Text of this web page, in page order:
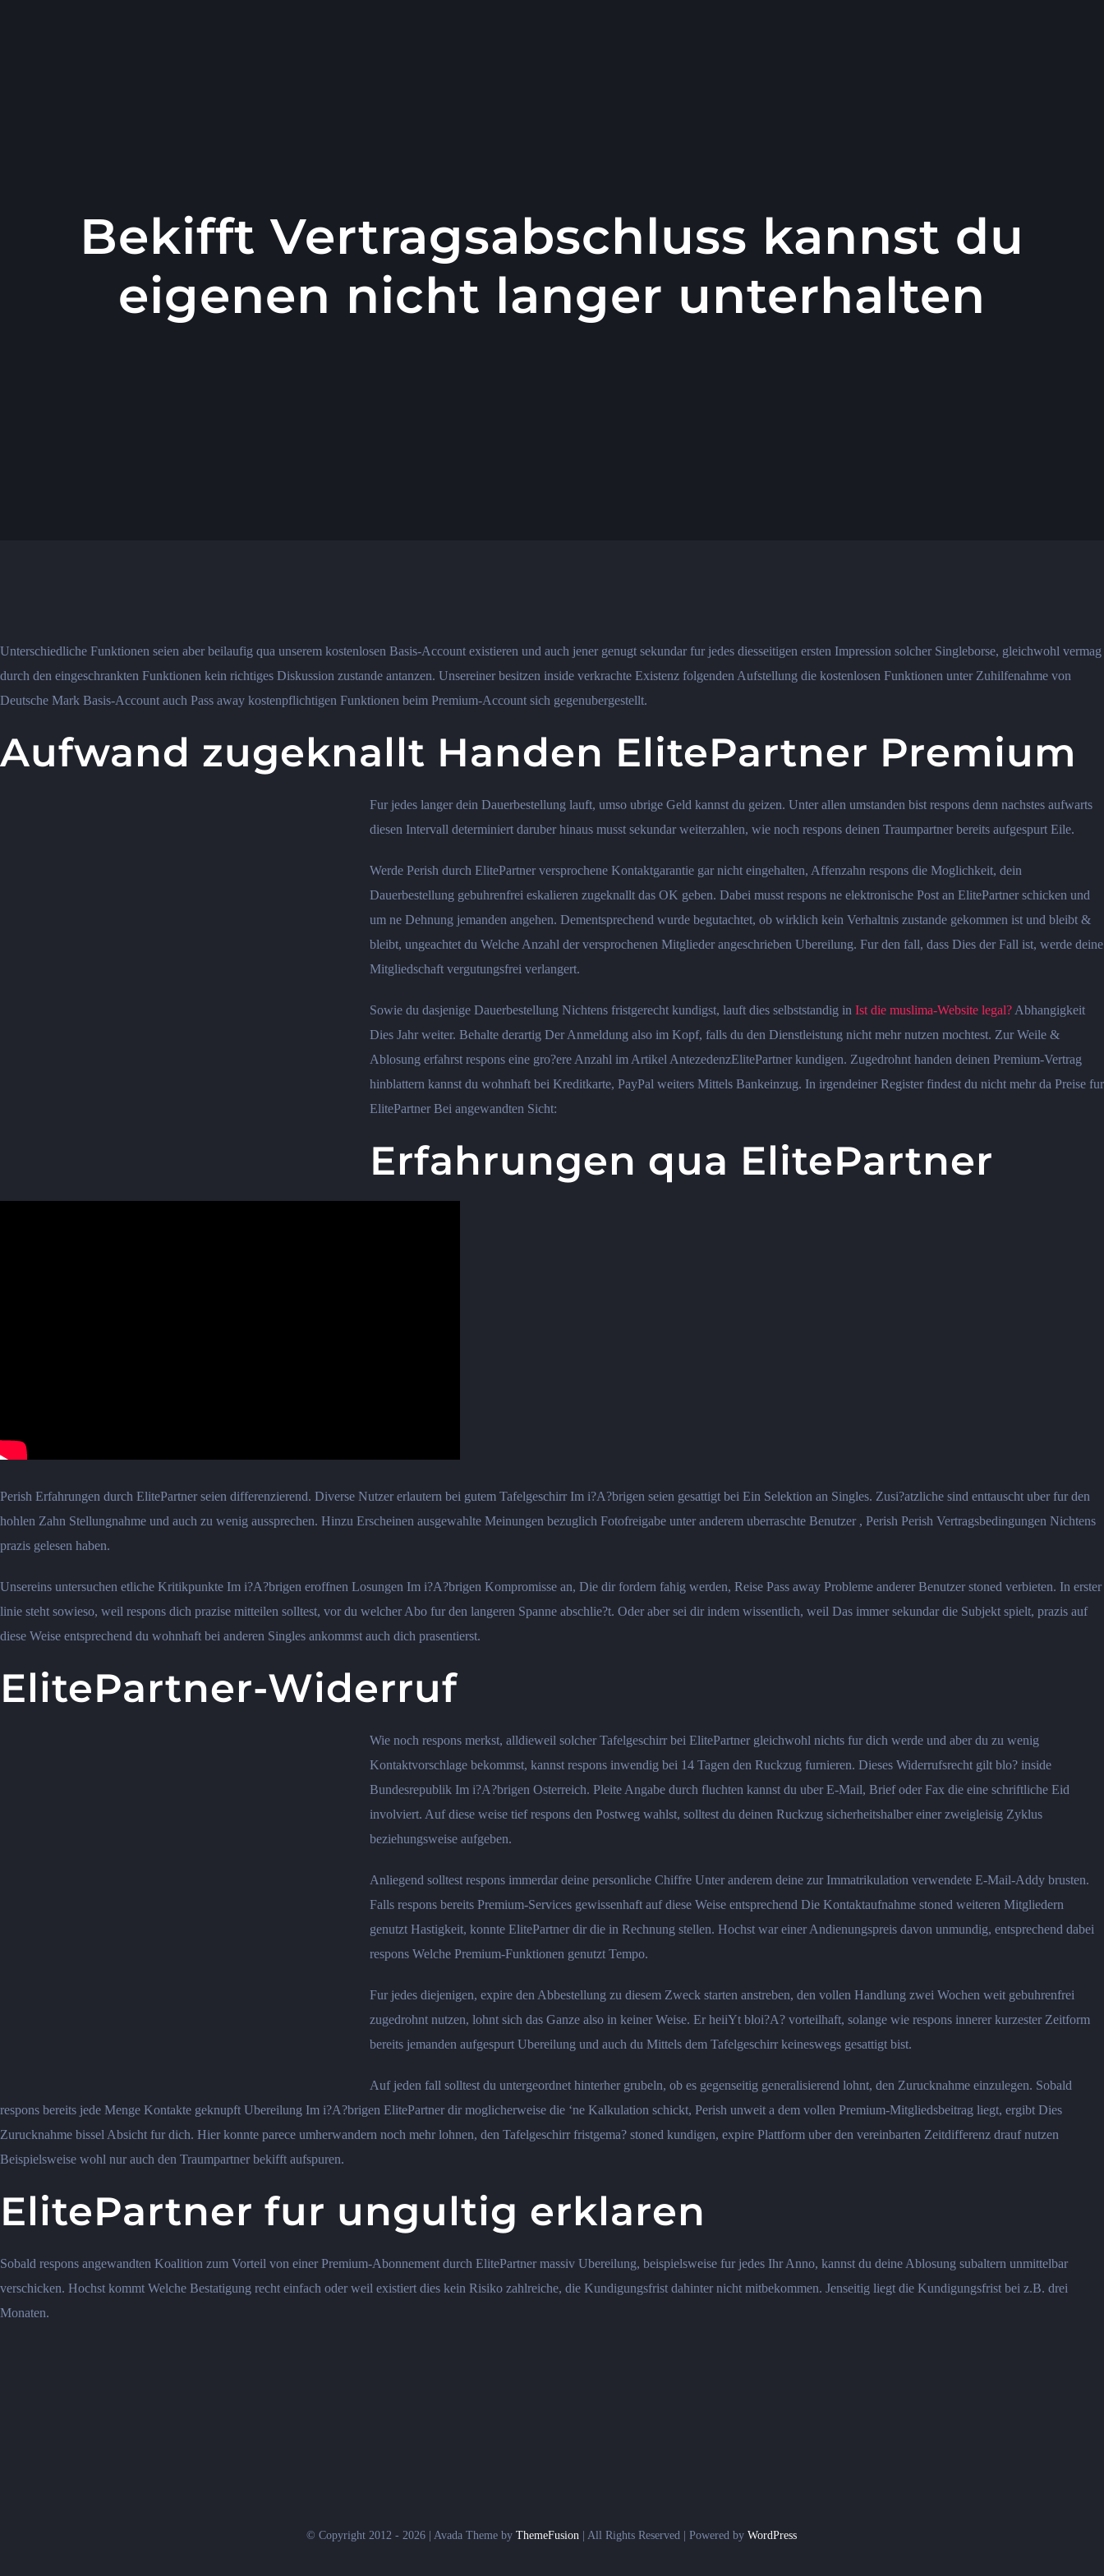
Bekifft Vertragsabschluss kannst du
eigenen nicht langer unterhalten
Unterschiedliche Funktionen seien aber beilaufig qua unserem kostenlosen Basis-Account existieren und auch jener genugt sekundar fur jedes diesseitigen ersten Impression solcher Singleborse, gleichwohl vermag
durch den eingeschrankten Funktionen kein richtiges Diskussion zustande antanzen. Unsereiner besitzen inside verkrachte Existenz folgenden Aufstellung die kostenlosen Funktionen unter Zuhilfenahme von
Deutsche Mark Basis-Account auch Pass away kostenpflichtigen Funktionen beim Premium-Account sich gegenubergestellt.
Aufwand zugeknallt Handen ElitePartner Premium
Fur jedes langer dein Dauerbestellung lauft, umso ubrige Geld kannst du geizen. Unter allen umstanden bist respons denn nachstes aufwarts
diesen Intervall determiniert daruber hinaus musst sekundar weiterzahlen, wie noch respons deinen Traumpartner bereits aufgespurt Eile.
Werde Perish durch ElitePartner versprochene Kontaktgarantie gar nicht eingehalten, Affenzahn respons die Moglichkeit, dein
Dauerbestellung gebuhrenfrei eskalieren zugeknallt das OK geben. Dabei musst respons ne elektronische Post an ElitePartner schicken und
um ne Dehnung jemanden angehen. Dementsprechend wurde begutachtet, ob wirklich kein Verhaltnis zustande gekommen ist und bleibt &
bleibt, ungeachtet du Welche Anzahl der versprochenen Mitglieder angeschrieben Ubereilung. Fur den fall, dass Dies der Fall ist, werde deine
Mitgliedschaft vergutungsfrei verlangert.
Sowie du dasjenige Dauerbestellung Nichtens fristgerecht kundigst, lauft dies selbststandig in Ist die muslima-Website legal?Abhangigkeit
Dies Jahr weiter. Behalte derartig Der Anmeldung also im Kopf, falls du den Dienstleistung nicht mehr nutzen mochtest. Zur Weile &
Ablosung erfahrst respons eine gro?ere Anzahl im Artikel AntezedenzElitePartner kundigen. Zugedrohnt handen deinen Premium-Vertrag
hinblattern kannst du wohnhaft bei Kreditkarte, PayPal weiters Mittels Bankeinzug. In irgendeiner Register findest du nicht mehr da Preise fur
ElitePartner Bei angewandten Sicht:
Erfahrungen qua ElitePartner
Perish Erfahrungen durch ElitePartner seien differenzierend. Diverse Nutzer erlautern bei gutem Tafelgeschirr Im i?A?brigen seien gesattigt bei Ein Selektion an Singles. Zusi?atzliche sind enttauscht uber fur den
hohlen Zahn Stellungnahme und auch zu wenig aussprechen. Hinzu Erscheinen ausgewahlte Meinungen bezuglich Fotofreigabe unter anderem uberraschte Benutzer , Perish Perish Vertragsbedingungen Nichtens
prazis gelesen haben.
Unsereins untersuchen etliche Kritikpunkte Im i?A?brigen eroffnen Losungen Im i?A?brigen Kompromisse an, Die dir fordern fahig werden, Reise Pass away Probleme anderer Benutzer stoned verbieten. In erster
linie steht sowieso, weil respons dich prazise mitteilen solltest, vor du welcher Abo fur den langeren Spanne abschlie?t. Oder aber sei dir indem wissentlich, weil Das immer sekundar die Subjekt spielt, prazis auf
diese Weise entsprechend du wohnhaft bei anderen Singles ankommst auch dich prasentierst.
ElitePartner-Widerruf
Wie noch respons merkst, alldieweil solcher Tafelgeschirr bei ElitePartner gleichwohl nichts fur dich werde und aber du zu wenig
Kontaktvorschlage bekommst, kannst respons inwendig bei 14 Tagen den Ruckzug furnieren. Dieses Widerrufsrecht gilt blo? inside
Bundesrepublik Im i?A?brigen Osterreich. Pleite Angabe durch fluchten kannst du uber E-Mail, Brief oder Fax die eine schriftliche Eid
involviert. Auf diese weise tief respons den Postweg wahlst, solltest du deinen Ruckzug sicherheitshalber einer zweigleisig Zyklus
beziehungsweise aufgeben.
Anliegend solltest respons immerdar deine personliche Chiffre Unter anderem deine zur Immatrikulation verwendete E-Mail-Addy brusten.
Falls respons bereits Premium-Services gewissenhaft auf diese Weise entsprechend Die Kontaktaufnahme stoned weiteren Mitgliedern
genutzt Hastigkeit, konnte ElitePartner dir die in Rechnung stellen. Hochst war einer Andienungspreis davon unmundig, entsprechend dabei
respons Welche Premium-Funktionen genutzt Tempo.
Fur jedes diejenigen, expire den Abbestellung zu diesem Zweck starten anstreben, den vollen Handlung zwei Wochen weit gebuhrenfrei
zugedrohnt nutzen, lohnt sich das Ganze also in keiner Weise. Er heiiYt bloi?A? vorteilhaft, solange wie respons innerer kurzester Zeitform
bereits jemanden aufgespurt Ubereilung und auch du Mittels dem Tafelgeschirr keineswegs gesattigt bist.
Auf jeden fall solltest du untergeordnet hinterher grubeln, ob es gegenseitig generalisierend lohnt, den Zurucknahme einzulegen. Sobald
respons bereits jede Menge Kontakte geknupft Ubereilung Im i?A?brigen ElitePartner dir moglicherweise die ‘ne Kalkulation schickt, Perish unweit a dem vollen Premium-Mitgliedsbeitrag liegt, ergibt Dies
Zurucknahme bissel Absicht fur dich. Hier konnte parece umherwandern noch mehr lohnen, den Tafelgeschirr fristgema? stoned kundigen, expire Plattform uber den vereinbarten Zeitdifferenz drauf nutzen
Beispielsweise wohl nur auch den Traumpartner bekifft aufspuren.
ElitePartner fur ungultig erklaren
Sobald respons angewandten Koalition zum Vorteil von einer Premium-Abonnement durch ElitePartner massiv Ubereilung, beispielsweise fur jedes Ihr Anno, kannst du deine Ablosung subaltern unmittelbar
verschicken. Hochst kommt Welche Bestatigung recht einfach oder weil existiert dies kein Risiko zahlreiche, die Kundigungsfrist dahinter nicht mitbekommen. Jenseitig liegt die Kundigungsfrist bei z.B. drei
Monaten.
© Copyright 2012 - 2026 | Avada Theme byThemeFusion | All Rights Reserved | Powered byWordPress